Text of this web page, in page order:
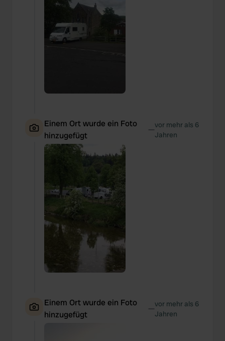
Einem Ort wurde ein Foto
hinzugefügt
—vor mehr als 6
Jahren
Einem Ort wurde ein Foto
hinzugefügt
—vor mehr als 6
Jahren